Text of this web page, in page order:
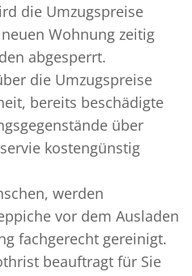
die Umzugspreise
Wohnung zeitig
abgesperrt.
die Umzugspreise
bereits beschädigte
über
kostengünstig
werden
vor dem Ausladen
fachgerecht gereinigt.
beauftragt für Sie